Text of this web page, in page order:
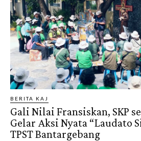
BERITA KAJ
Gali Nilai Fransiskan, SKP
Gelar Aksi Nyata “Laudato
TPST Bantargebang